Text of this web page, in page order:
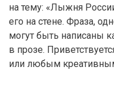
на тему: «Лыжня
его на стене. Фраза,
могут быть написаны
в прозе.
или любым